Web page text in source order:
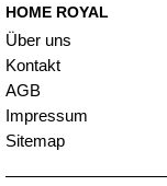
HOME ROYAL
Über uns
Kontakt
AGB
Impressum
Sitemap